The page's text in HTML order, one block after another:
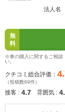
法人名
無
料
※車の購入に関するご相談
い。
クチコミ総合評価：
（投稿数69件）
接客 : 4.7 雰囲気 :